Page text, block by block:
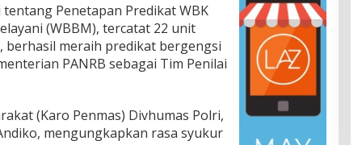
Penetapan Predikat WBK
(WBBM), tercatat 22 unit
berhasil meraih predikat bergengsi
PANRB sebagai Tim Penilai
(Karo Penmas) Divhumas Polri,
mengungkapkan rasa syukur
30 Profesor Resmi Perkuat